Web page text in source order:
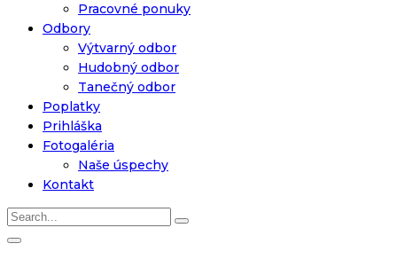
Pracovné ponuky
Odbory
Výtvarný odbor
Hudobný odbor
Tanečný odbor
Poplatky
Prihláška
Fotogaléria
Naše úspechy
Kontakt